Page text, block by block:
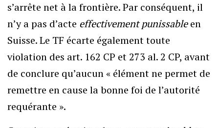
s’arrête net à la frontière. Par conséquent, il
n’y a pas d’acte effectivement punissableen
Suisse. Le TF écarte également toute
violation des art. 162 CP et 273 al. 2 CP, avant
de conclure qu’aucun « élément ne permet de
remettre en cause la bonne foi de l’autorité
requérante ».